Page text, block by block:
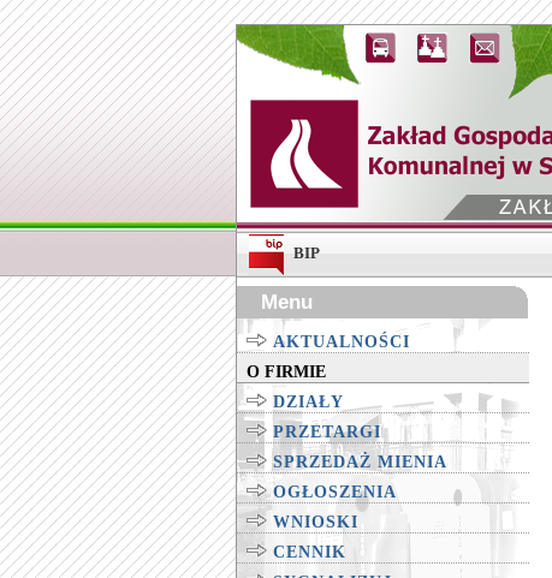
BIP
Menu
AKTUALNOŚCI
O FIRMIE
DZIAŁY
PRZETARGI
SPRZEDAŻ MIENIA
OGŁOSZENIA
WNIOSKI
CENNIK